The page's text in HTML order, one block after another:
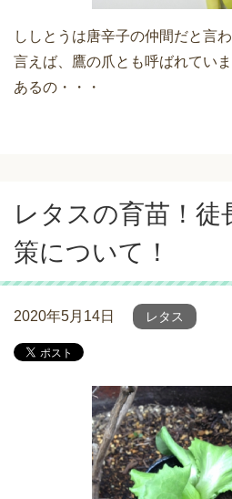
ししとうは唐辛子の仲間だと言
言えば、鷹の爪とも呼ばれてい
あるの・・・
レタスの育苗！徒
策について！
2020年5月14日 レタス